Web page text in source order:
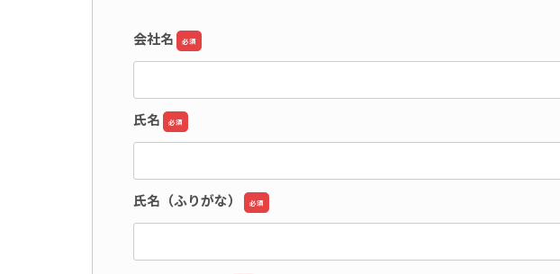
会社名 必須
氏名 必須
氏名（ふりがな） 必須